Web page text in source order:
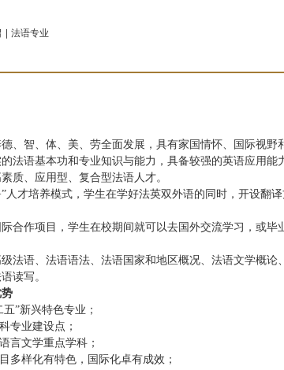
法语专业
、智、体、美、劳全面发展，具有家国情怀、国际视
法语基本功和专业知识与能力，具备较强的英语应用
质、应用型、复合型法语人才。
”人才培养模式，学生在学好法英双外语的同时，开设翻
合作项目，学生在校期间就可以去国外交流学习，或毕
法语、法语语法、法语国家和地区概况、法语文学概
读写。
五”新兴特色专业；
专业建设点；
言文学重点学科；
多样化有特色，国际化卓有成效；